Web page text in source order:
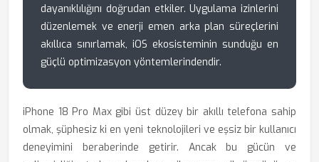
dayanıklılığını doğrudan etkiler. Uygulama izinlerini
düzenlemek ve enerji emen arka plan süreçlerini
akıllıca sınırlamak, iOS ekosisteminin sunduğu en
güçlü optimizasyon yöntemlerindendir.
iPhone 18 Pro Max gibi üst düzey bir akıllı telefona sahip
olmak, şüphesiz ki en yeni teknolojileri ve eşsiz bir kullanıcı
deneyimini beraberinde getirir. Ancak bu gücün ve